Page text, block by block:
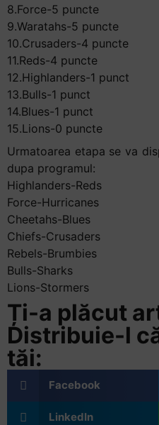
8.Force-5 puncte
9.Waratahs-5 puncte
10.Crusaders-4 puncte
11.Reds-4 puncte
12.Highlanders-1 punct
13.Bulls-1 punct
14.Blues-1 punct
15.Lions-0 puncte
Urmatoarea etapa se va
dupa programul:
Highlanders-Reds
Force-Hurricanes
Cheetahs-Blues
Chiefs-Crusaders
Rebels-Brumbies
Bulls-Sharks
Lions-Stormers
Ți-a plăcut
Distribuie-l
tăi:
Facebook
LinkedIn